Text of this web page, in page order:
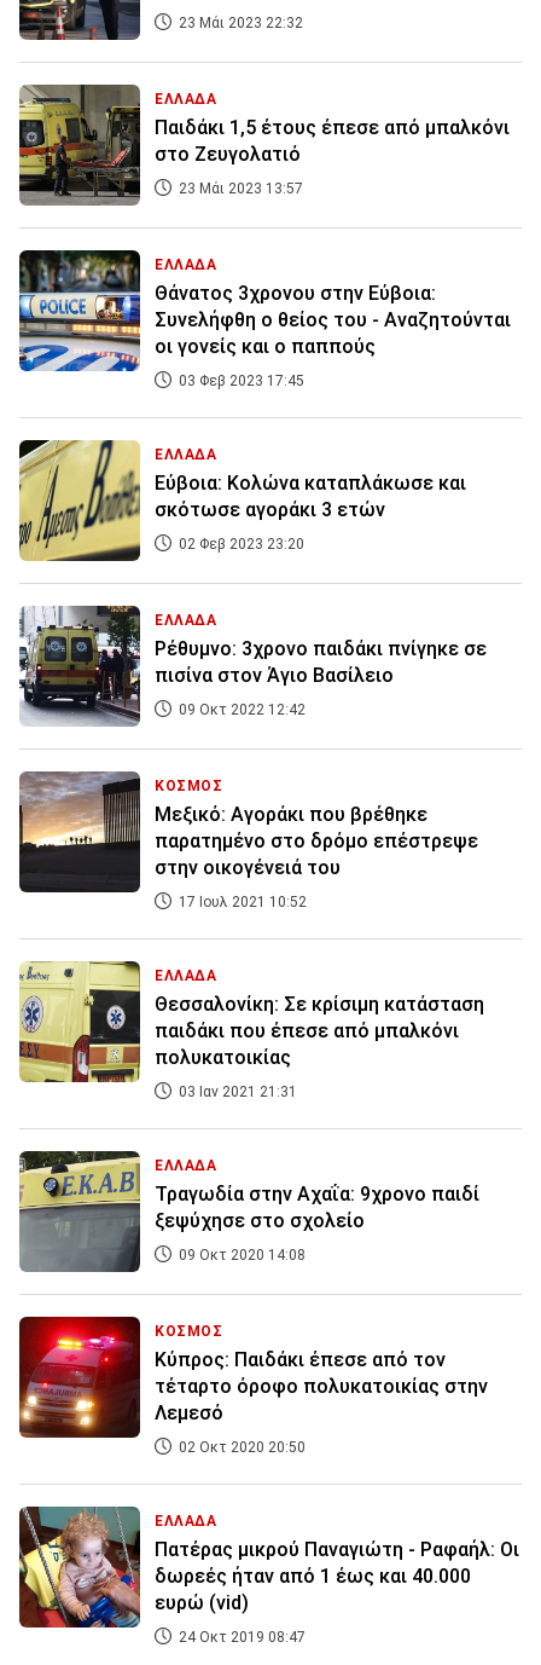
23 Μάι 2023 22:32
ΕΛΛΑΔΑ
Παιδάκι 1,5 έτους έπεσε από μπαλκόνι
στο Ζευγολατιό
23 Μάι 2023 13:57
ΕΛΛΑΔΑ
Θάνατος 3χρονου στην Εύβοια:
Συνελήφθη ο θείος του - Αναζητούνται
οι γονείς και ο παππούς
03 Φεβ 2023 17:45
ΕΛΛΑΔΑ
Εύβοια: Κολώνα καταπλάκωσε και
σκότωσε αγοράκι 3 ετών
02 Φεβ 2023 23:20
ΕΛΛΑΔΑ
Ρέθυμνο: 3χρονο παιδάκι πνίγηκε σε
πισίνα στον Άγιο Βασίλειο
09 Οκτ 2022 12:42
ΚΟΣΜΟΣ
Μεξικό: Αγοράκι που βρέθηκε
παρατημένο στο δρόμο επέστρεψε
στην οικογένειά του
17 Ιουλ 2021 10:52
ΕΛΛΑΔΑ
Θεσσαλονίκη: Σε κρίσιμη κατάσταση
παιδάκι που έπεσε από μπαλκόνι
πολυκατοικίας
03 Ιαν 2021 21:31
ΕΛΛΑΔΑ
Τραγωδία στην Αχαΐα: 9χρονο παιδί
ξεψύχησε στο σχολείο
09 Οκτ 2020 14:08
ΚΟΣΜΟΣ
Κύπρος: Παιδάκι έπεσε από τον
τέταρτο όροφο πολυκατοικίας στην
Λεμεσό
02 Οκτ 2020 20:50
ΕΛΛΑΔΑ
Πατέρας μικρού Παναγιώτη - Ραφαήλ: Οι
δωρεές ήταν από 1 έως και 40.000
ευρώ (vid)
24 Οκτ 2019 08:47